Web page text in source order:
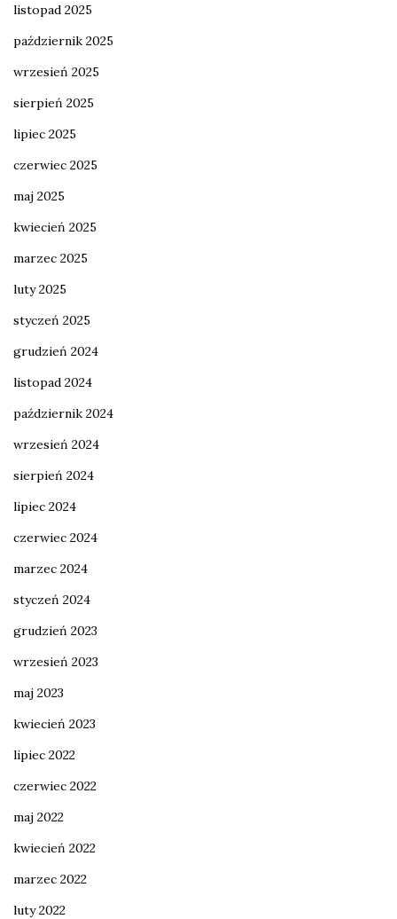
listopad 2025
październik 2025
wrzesień 2025
sierpień 2025
lipiec 2025
czerwiec 2025
maj 2025
kwiecień 2025
marzec 2025
luty 2025
styczeń 2025
grudzień 2024
listopad 2024
październik 2024
wrzesień 2024
sierpień 2024
lipiec 2024
czerwiec 2024
marzec 2024
styczeń 2024
grudzień 2023
wrzesień 2023
maj 2023
kwiecień 2023
lipiec 2022
czerwiec 2022
maj 2022
kwiecień 2022
marzec 2022
luty 2022